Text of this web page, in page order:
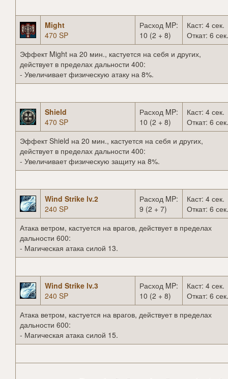
Might
470 SP
Расход MP:
10 (2 + 8)
Каст: 4 сек.
Откат: 6 сек.
Эффект Might на 20 мин., кастуется на себя и других,
действует в пределах дальности 400:
- Увеличивает физическую атаку на 8%.
Shield
470 SP
Расход MP:
10 (2 + 8)
Каст: 4 сек.
Откат: 6 сек.
Эффект Shield на 20 мин., кастуется на себя и других,
действует в пределах дальности 400:
- Увеличивает физическую защиту на 8%.
Wind Strike lv.2
240 SP
Расход MP:
9 (2 + 7)
Каст: 4 сек.
Откат: 6 сек.
Атака ветром, кастуется на врагов, действует в пределах
дальности 600:
- Магическая атака силой 13.
Wind Strike lv.3
240 SP
Расход MP:
10 (2 + 8)
Каст: 4 сек.
Откат: 6 сек.
Атака ветром, кастуется на врагов, действует в пределах
дальности 600:
- Магическая атака силой 15.